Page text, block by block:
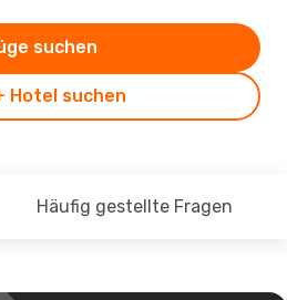
Hotel suchen
suchen
Häufig gestellte Fragen